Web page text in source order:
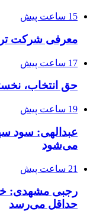
15 ساعت پیش
معرفی شرکت
17 ساعت پیش
حق انتخاب،
19 ساعت پیش
عبدالهی: سود
می‌شود
21 ساعت پیش
حداقل می‌رسد